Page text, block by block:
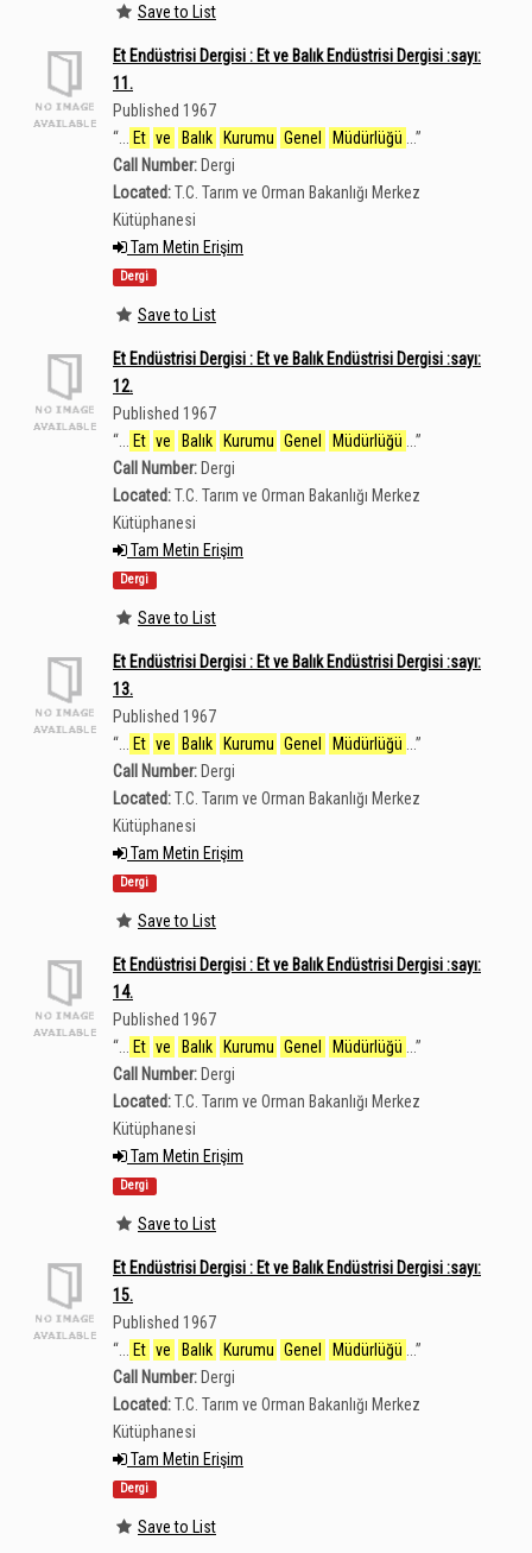
Save to List
Et Endüstrisi Dergisi : Et ve Balık Endüstrisi Dergisi :sayı:
11.
Published 1967
“
Et ve Balık Kurumu Genel Müdürlüğü
”
Call Number: Dergi
Located:T.C. Tarım ve Orman Bakanlığı Merkez
Kütüphanesi
Tam Metin Erişim
Dergi
Save to List
Et Endüstrisi Dergisi : Et ve Balık Endüstrisi Dergisi :sayı:
12.
Published 1967
“
Et ve Balık Kurumu Genel Müdürlüğü
”
Call Number: Dergi
Located:T.C. Tarım ve Orman Bakanlığı Merkez
Kütüphanesi
Tam Metin Erişim
Dergi
Save to List
Et Endüstrisi Dergisi : Et ve Balık Endüstrisi Dergisi :sayı:
13.
Published 1967
“
Et ve Balık Kurumu Genel Müdürlüğü
”
Call Number: Dergi
Located:T.C. Tarım ve Orman Bakanlığı Merkez
Kütüphanesi
Tam Metin Erişim
Dergi
Save to List
Et Endüstrisi Dergisi : Et ve Balık Endüstrisi Dergisi :sayı:
14.
Published 1967
“
Et ve Balık Kurumu Genel Müdürlüğü
”
Call Number: Dergi
Located:T.C. Tarım ve Orman Bakanlığı Merkez
Kütüphanesi
Tam Metin Erişim
Dergi
Save to List
Et Endüstrisi Dergisi : Et ve Balık Endüstrisi Dergisi :sayı:
15.
Published 1967
“
Et ve Balık Kurumu Genel Müdürlüğü
”
Call Number: Dergi
Located:T.C. Tarım ve Orman Bakanlığı Merkez
Kütüphanesi
Tam Metin Erişim
Dergi
Save to List